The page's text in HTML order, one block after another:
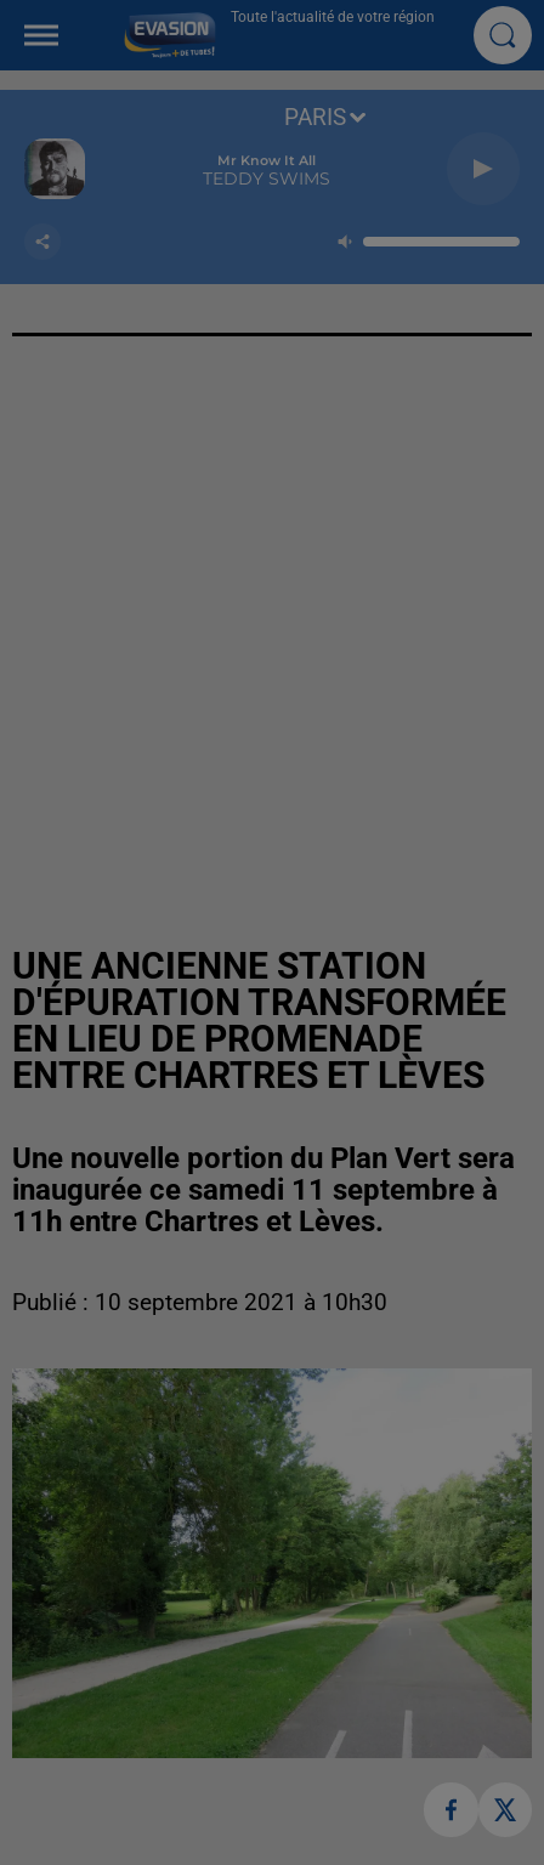
Toute l'actualité de votre région
Mr Know It All
TEDDY SWIMS
PARIS
UNE ANCIENNE STATION
D'ÉPURATION TRANSFORMÉE
EN LIEU DE PROMENADE
ENTRE CHARTRES ET LÈVES
Une nouvelle portion du Plan Vert sera
inaugurée ce samedi 11 septembre à
11h entre Chartres et Lèves.
Publié : 10 septembre 2021 à 10h30